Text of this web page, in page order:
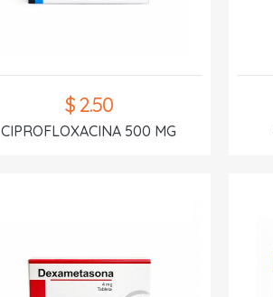
$ 2.50
CIPROFLOXACINA 500 MG